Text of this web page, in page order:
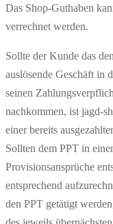
Das Shop-Guthaben
verrechnet werden.
Sollte der Kunde das
auslösende Geschäft in
seinen
nachkommen, ist jagd-
einer bereits
Sollten dem PPT in
Provisionsansprüche
entsprechend
den PPT getätigt